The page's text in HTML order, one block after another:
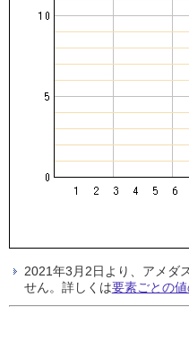
2021年3月2日より、アメダ
せん。詳しくは要素ごとの